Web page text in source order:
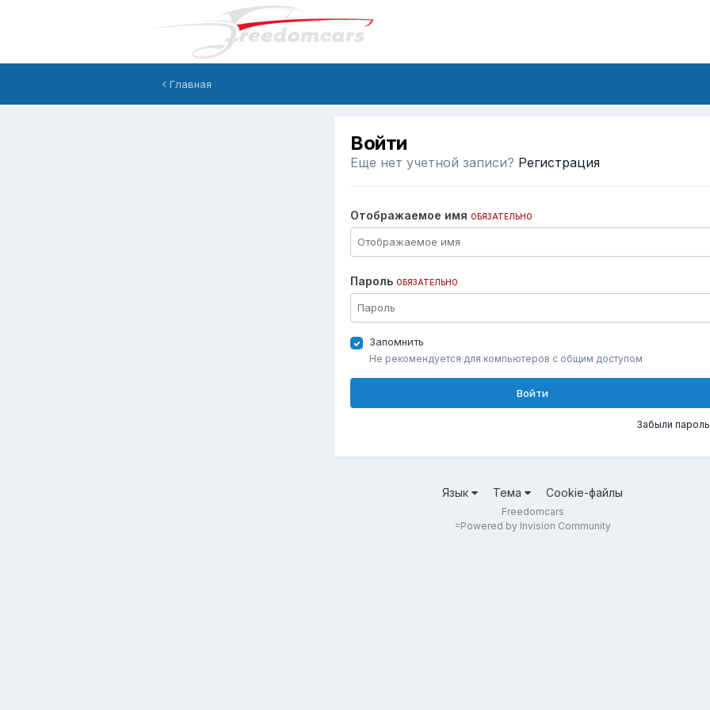
Главная
Войти
Еще нет учетной записи? Регистрация
Отображаемое имя ОБЯЗАТЕЛЬНО
Пароль ОБЯЗАТЕЛЬНО
Запомнить
Не рекомендуется для компьютеров с общим доступом
Войти
Забыли
Язык Тема Cookie-файлы
Freedomcars
=Powered by Invision Community